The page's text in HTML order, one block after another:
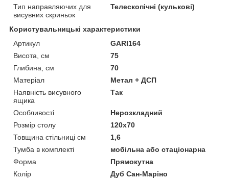
Тип направляючих для
висувних скриньок
Телескопічні (кулькові)
Користувальницькі характеристики
Артикул
GARI164
Висота, см
75
Глибина, см
70
Матеріал
Метал + ДСП
Наявність висувного
ящика
Так
Особливості
Нерозкладний
Розмір столу
120х70
Товщина стільниці см
1,6
Тумба в комплекті
мобільна або стаціонарна
Форма
Прямокутна
Колір
Дуб Сан-Маріно